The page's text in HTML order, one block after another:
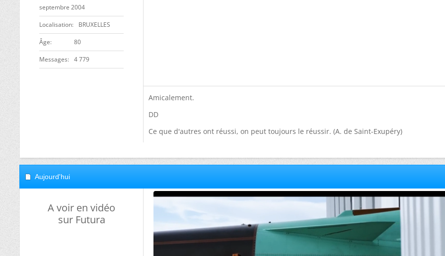
septembre 2004
Localisation BRUXELLES
ge 80
Messages 4 779
Amicalement.
DD
Ce que d'autres ont réussi, on peut toujours le réussir. (A. de Saint-Exupéry)
Aujourd'hui
A voir en vidéo
sur Futura